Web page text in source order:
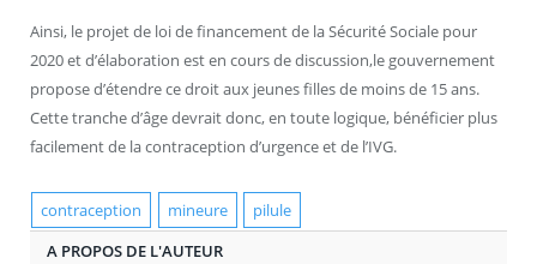
Ainsi, le projet de loi de financement de la Sécurité Sociale pour
2020 et d’élaboration est en cours de discussion,le gouvernement
propose d’étendre ce droit aux jeunes filles de moins de 15 ans.
Cette tranche d’âge devrait donc, en toute logique, bénéficier plus
facilement de la contraception d’urgence et de l’IVG.
contraception mineure
pilule
A PROPOS DE L'AUTEUR